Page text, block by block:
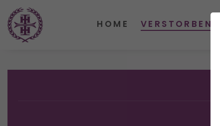
HOME VERSTORBENE